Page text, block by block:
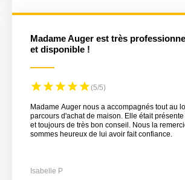
Madame Auger est très professionnelle, à l'écoute
et disponible !
(5/5)
Madame Auger nous a accompagnés tout au
parcours d'achat de maison. Elle était
et toujours de très bon conseil. Nous la
sommes heureux de lui avoir fait confiance.
Isabelle P